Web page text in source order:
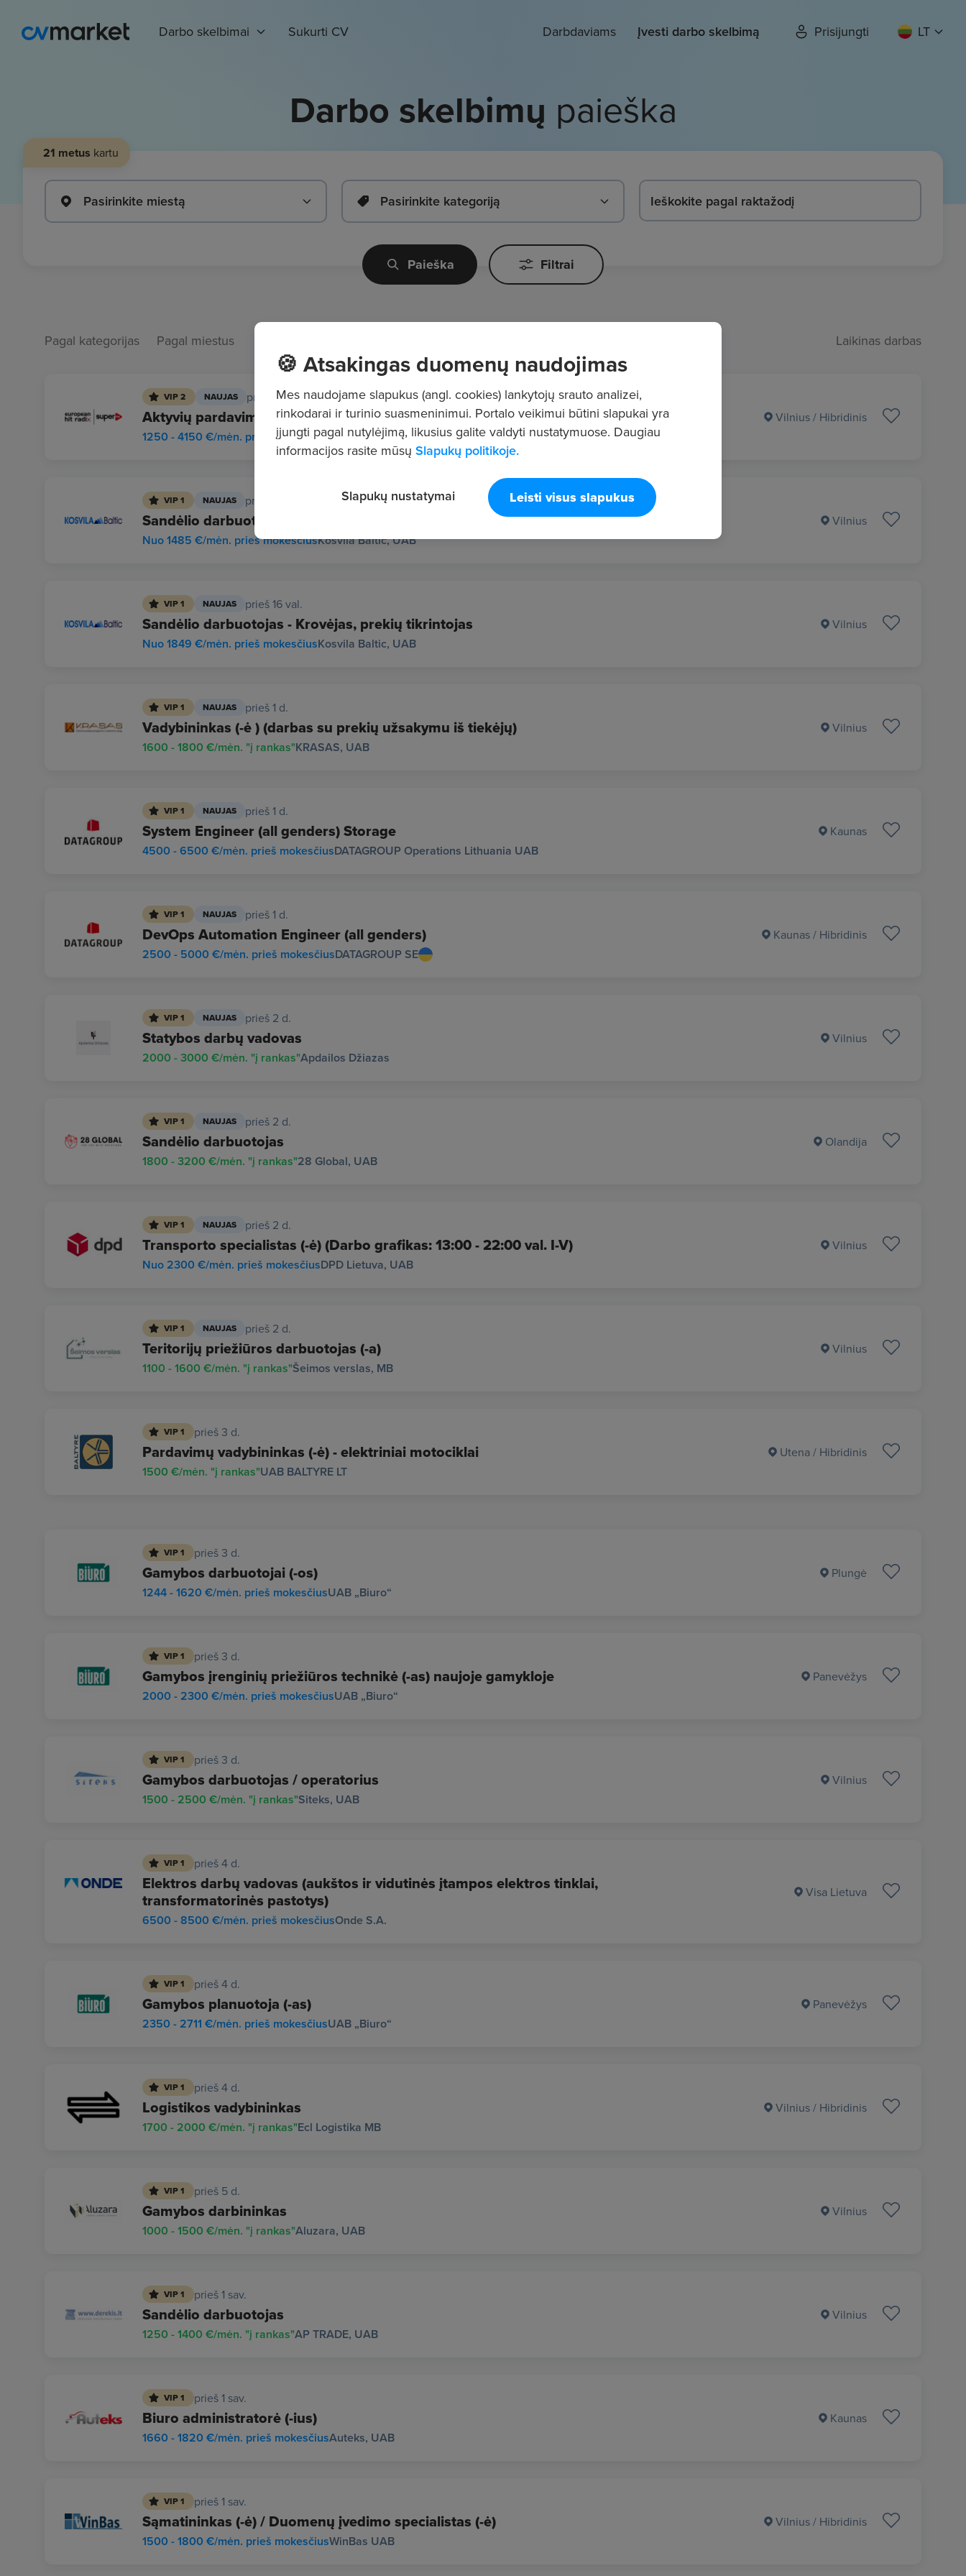
Darbo skelbimai Sukurti CV Darbdaviams Įvesti darbo skelbimą Prisijungti LT
Darbo skelbimų paieška
21 metus kartu
Pasirinkite miestą Pasirinkite kategoriją
Paieška Filtrai
Pagal kategorijas Pagal miestus Laikinas darbas
VIP 2 NAUJAS prieš 18 val.
Aktyvių pardavimų vadybininkas (-ė)
EHR MEDIA, UAB
1250 - 4150 €/mėn. prieš mokesčius
Vilnius/ Hibridinis
VIP 1 NAUJAS prieš 16 val.
Sandėlio darbuotojas - Prekių rinkėjas (-a)
Kosvila Baltic, UAB
Nuo 1485 €/mėn. prieš mokesčius
Vilnius
VIP 1 NAUJAS prieš 16 val.
Sandėlio darbuotojas - Krovėjas, prekių tikrintojas
Kosvila Baltic, UAB
Nuo 1849 €/mėn. prieš mokesčius
Vilnius
VIP 1 NAUJAS prieš 1 d.
Vadybininkas (-ė ) (darbas su prekių užsakymu iš tiekėjų)
KRASAS, UAB
1600 - 1800 €/mėn. "į rankas"
Vilnius
VIP 1 NAUJAS prieš 1 d.
System Engineer (all genders) Storage
DATAGROUP Operations Lithuania UAB
4500 - 6500 €/mėn. prieš mokesčius
Kaunas
VIP 1 NAUJAS prieš 1 d.
DevOps Automation Engineer (all genders)
DATAGROUP SE
2500 - 5000 €/mėn. prieš mokesčius
Kaunas/ Hibridinis
VIP 1 NAUJAS prieš 2 d.
Statybos darbų vadovas
Apdailos Džiazas
2000 - 3000 €/mėn. "į rankas"
Vilnius
VIP 1 NAUJAS prieš 2 d.
Sandėlio darbuotojas
28 Global, UAB
1800 - 3200 €/mėn. "į rankas"
Olandija
VIP 1 NAUJAS prieš 2 d.
Transporto specialistas (-ė) (Darbo grafikas: 13:00 - 22:00 val. I-V)
DPD Lietuva, UAB
Nuo 2300 €/mėn. prieš mokesčius
Vilnius
VIP 1 NAUJAS prieš 2 d.
Teritorijų priežiūros darbuotojas (-a)
Šeimos verslas, MB
1100 - 1600 €/mėn. "į rankas"
Vilnius
VIP 1 prieš 3 d.
Pardavimų vadybininkas (-ė) - elektriniai motociklai
UAB BALTYRE LT
1500 €/mėn. "į rankas"
Utena / Hibridinis
VIP 1 prieš 3 d.
Gamybos darbuotojai (-os)
UAB „Biuro“
1244 - 1620 €/mėn. prieš mokesčius
Plungė
VIP 1 prieš 3 d.
Gamybos įrenginių priežiūros technikė (-as) naujoje gamykloje
UAB „Biuro“
2000 - 2300 €/mėn. prieš mokesčius
Panevėžys
VIP 1 prieš 3 d.
Gamybos darbuotojas / operatorius
Siteks, UAB
1500 - 2500 €/mėn. "į rankas"
Vilnius
VIP 1 prieš 4 d.
Elektros darbų vadovas (aukštos ir vidutinės įtampos elektros tinklai,
transformatorinės pastotys)
Onde S.A.
6500 - 8500 €/mėn. prieš mokesčius
Visa Lietuva
VIP 1 prieš 4 d.
Gamybos planuotoja (-as)
UAB „Biuro“
2350 - 2711 €/mėn. prieš mokesčius
Panevėžys
VIP 1 prieš 4 d.
Logistikos vadybininkas
Ecl Logistika MB
1700 - 2000 €/mėn. "į rankas"
Vilnius/ Hibridinis
VIP 1 prieš 5 d.
Gamybos darbininkas
Aluzara, UAB
1000 - 1500 €/mėn. "į rankas"
Vilnius
VIP 1 prieš 1 sav.
Sandėlio darbuotojas
AP TRADE, UAB
1250 - 1400 €/mėn. "į rankas"
Vilnius
VIP 1 prieš 1 sav.
Biuro administratorė (-ius)
Auteks, UAB
1660 - 1820 €/mėn. prieš mokesčius
Kaunas
VIP 1 prieš 1 sav.
Sąmatininkas (-ė) / Duomenų įvedimo specialistas (-ė)
WinBas UAB
1500 - 1800 €/mėn. prieš mokesčius
Vilnius/ Hibridinis
🍪 Atsakingas duomenų naudojimas
Mes naudojame slapukus (angl. cookies) lankytojų srauto analizei,
rinkodarai ir turinio suasmeninimui. Portalo veikimui būtini slapukai yra
įjungti pagal nutylėjimą, likusius galite valdyti nustatymuose. Daugiau
informacijos rasite mūsų Slapukų politikoje.
Leisti visus slapukus
Slapukų nustatymai